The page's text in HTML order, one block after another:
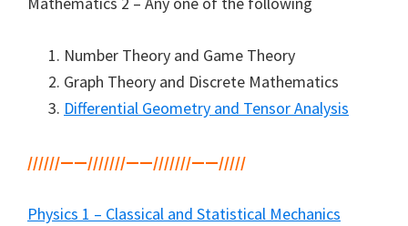
Number Theory and Game Theory
Graph Theory and Discrete Mathematics
Differential Geometry and Tensor Analysis
//////——///////——///////——/////
Physics 1 – Classical and Statistical Mechanics